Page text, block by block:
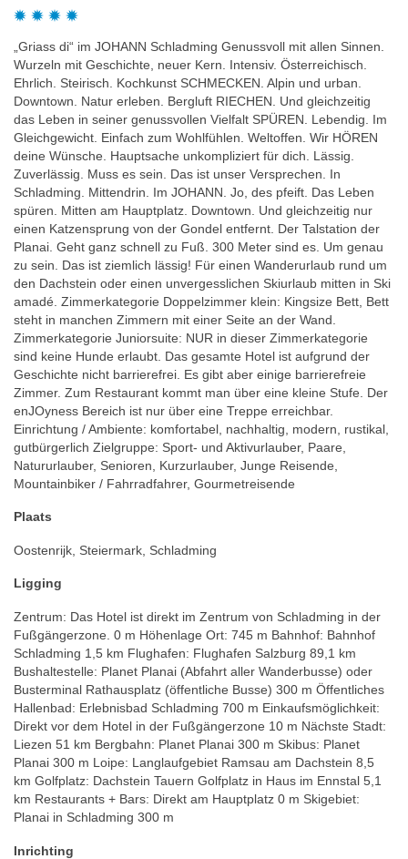
„Griass di“ im JOHANN Schladming Genussvoll mit allen Sinnen.
Wurzeln mit Geschichte, neuer Kern. Intensiv. Österreichisch.
Ehrlich. Steirisch. Kochkunst SCHMECKEN. Alpin und urban.
Downtown. Natur erleben. Bergluft RIECHEN. Und gleichzeitig
das Leben in seiner genussvollen Vielfalt SPÜREN. Lebendig. Im
Gleichgewicht. Einfach zum Wohlfühlen. Weltoffen. Wir HÖREN
deine Wünsche. Hauptsache unkompliziert für dich. Lässig.
Zuverlässig. Muss es sein. Das ist unser Versprechen. In
Schladming. Mittendrin. Im JOHANN. Jo, des pfeift. Das Leben
spüren. Mitten am Hauptplatz. Downtown. Und gleichzeitig nur
einen Katzensprung von der Gondel entfernt. Der Talstation der
Planai. Geht ganz schnell zu Fuß. 300 Meter sind es. Um genau
zu sein. Das ist ziemlich lässig! Für einen Wanderurlaub rund um
den Dachstein oder einen unvergesslichen Skiurlaub mitten in Ski
amadé. Zimmerkategorie Doppelzimmer klein: Kingsize Bett, Bett
steht in manchen Zimmern mit einer Seite an der Wand.
Zimmerkategorie Juniorsuite: NUR in dieser Zimmerkategorie
sind keine Hunde erlaubt. Das gesamte Hotel ist aufgrund der
Geschichte nicht barrierefrei. Es gibt aber einige barrierefreie
Zimmer. Zum Restaurant kommt man über eine kleine Stufe. Der
enJOyness Bereich ist nur über eine Treppe erreichbar.
Einrichtung / Ambiente: komfortabel, nachhaltig, modern, rustikal,
gutbürgerlich Zielgruppe: Sport- und Aktivurlauber, Paare,
Natururlauber, Senioren, Kurzurlauber, Junge Reisende,
Mountainbiker / Fahrradfahrer, Gourmetreisende
Plaats
Oostenrijk, Steiermark, Schladming
Ligging
Zentrum: Das Hotel ist direkt im Zentrum von Schladming in der
Fußgängerzone. 0 m Höhenlage Ort: 745 m Bahnhof: Bahnhof
Schladming 1,5 km Flughafen: Flughafen Salzburg 89,1 km
Bushaltestelle: Planet Planai (Abfahrt aller Wanderbusse) oder
Busterminal Rathausplatz (öffentliche Busse) 300 m Öffentliches
Hallenbad: Erlebnisbad Schladming 700 m Einkaufsmöglichkeit:
Direkt vor dem Hotel in der Fußgängerzone 10 m Nächste Stadt:
Liezen 51 km Bergbahn: Planet Planai 300 m Skibus: Planet
Planai 300 m Loipe: Langlaufgebiet Ramsau am Dachstein 8,5
km Golfplatz: Dachstein Tauern Golfplatz in Haus im Ennstal 5,1
km Restaurants + Bars: Direkt am Hauptplatz 0 m Skigebiet:
Planai in Schladming 300 m
Inrichting